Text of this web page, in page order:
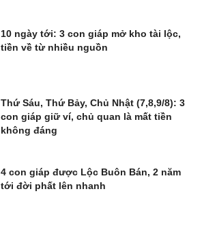
10 ngày tới: 3 con giáp mở kho tài lộc,
tiền về từ nhiều nguồn
Thứ Sáu, Thứ Bảy, Chủ Nhật (7,8,9/8): 3
con giáp giữ ví, chủ quan là mất tiền
không đáng
4 con giáp được Lộc Buôn Bán, 2 năm
tới đời phất lên nhanh